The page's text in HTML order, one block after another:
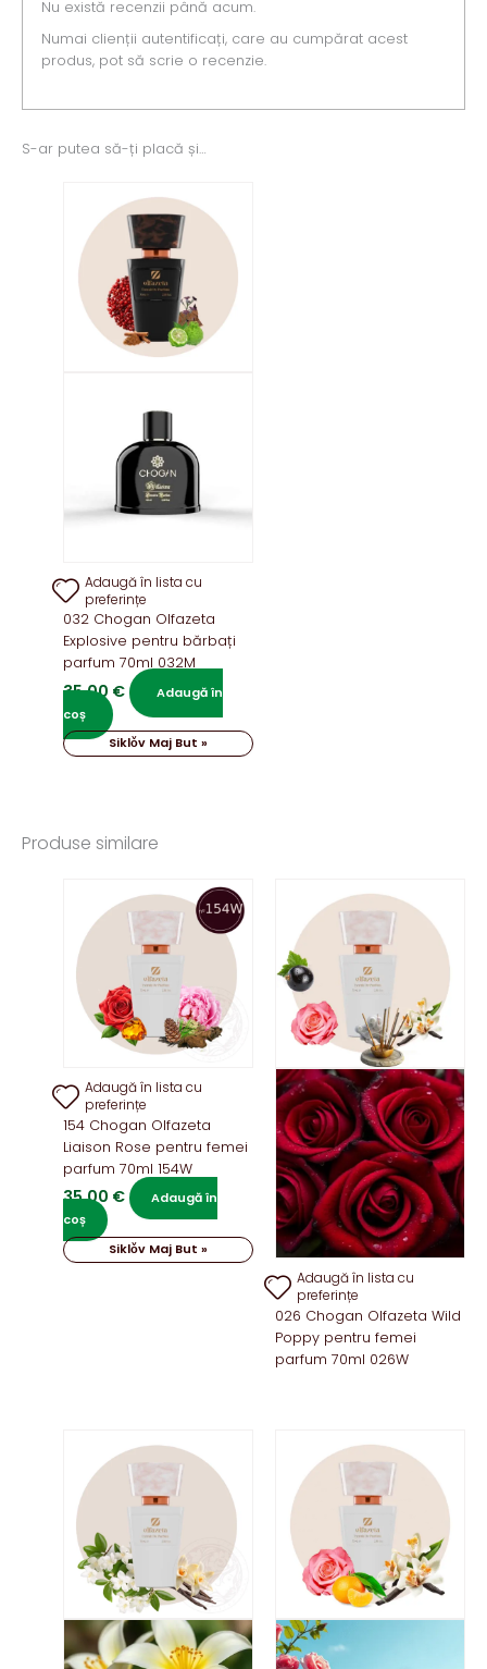
Nu există recenzii până acum.
Numai clienții autentificați, care au cumpărat acest
produs, pot să scrie o recenzie.
S-ar putea să-ți placă și…
Adaugă în lista cu
preferințe
032 Chogan Olfazeta
Explosive pentru bărbați
parfum 70ml 032M
35,00 €
Adaugă în
coș
Siklǒv Maj But »
Produse similare
Adaugă în lista cu
preferințe
154 Chogan Olfazeta
Liaison Rose pentru femei
parfum 70ml 154W
35,00 €
Adaugă în
coș
Siklǒv Maj But »
Adaugă în lista cu
preferințe
026 Chogan Olfazeta Wild
Poppy pentru femei
parfum 70ml 026W
multe
variații.
Opțiunile
pot
alese
pagina
produsului.